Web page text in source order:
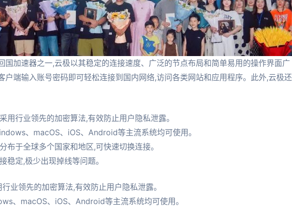
国加速器之一,云极以其稳定的连接速度、广泛的节点布局和简单易用的操作界面广
户端输入账号密码即可轻松连接到国内网络,访问各类网站和应用程序。此外,云极还
用行业领先的加密算法,有效防止用户隐私泄露。
、macOS、iOS、Android等主流系统均可使用。
布于全球多个国家和地区,可快速切换连接。
稳定,极少出现掉线等问题。
业领先的加密算法,有效防止用户隐私泄露。
、macOS、iOS、Android等主流系统均可使用。